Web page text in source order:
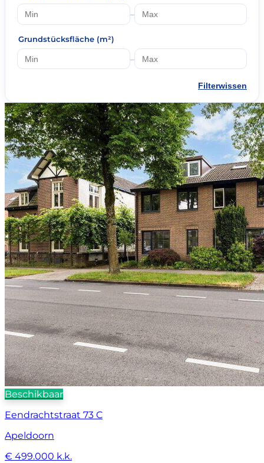
–
Grundstücksfläche (m²)
–
Filterwissen
Beschikbaar
Eendrachtstraat 73 C
Apeldoorn
€ 499.000 k.k.